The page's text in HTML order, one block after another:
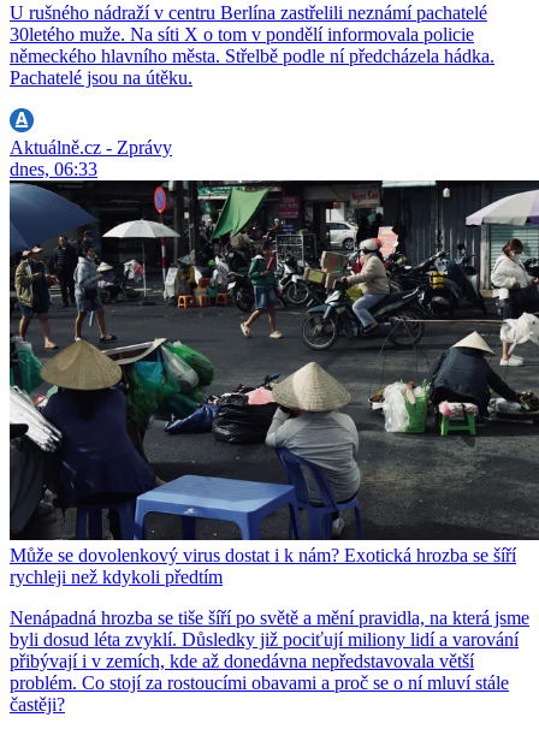
U rušného nádraží v centru Berlína zastřelili neznámí pachatelé
30letého muže. Na síti X o tom v pondělí informovala policie
německého hlavního města. Střelbě podle ní předcházela hádka.
Pachatelé jsou na útěku.
Aktuálně.cz - Zprávy
dnes, 06:33
Může se dovolenkový virus dostat i k nám? Exotická hrozba se šíří
rychleji než kdykoli předtím
Nenápadná hrozba se tiše šíří po světě a mění pravidla, na která jsme
byli dosud léta zvyklí. Důsledky již pociťují miliony lidí a varování
přibývají i v zemích, kde až donedávna nepředstavovala větší
problém. Co stojí za rostoucími obavami a proč se o ní mluví stále
častěji?